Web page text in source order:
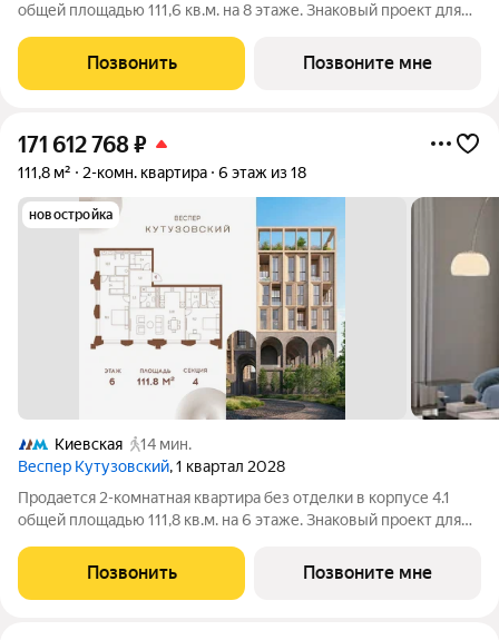
общей площадью 111,6 кв.м. на 8 этаже. Знаковый проект для
площадью 3,7 га расположен на Кутузовском проспекте и
воплощает новую
Позвонить Позвоните мне
171 612 768₽
111,8 м² 2-комн. квартира 6 этаж из 18
новостройка
Киевская
14 мин.
Веспер Кутузовский, 1 квартал 2028
Продается 2-комнатная квартира без отделки в корпусе 4.1
общей площадью 111,8 кв.м. на 6 этаже. Знаковый проект для
площадью 3,7 га расположен на Кутузовском проспекте и
воплощает новую
Позвонить Позвоните мне